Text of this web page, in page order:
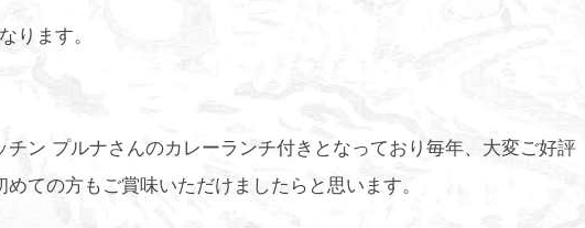
ます。
ン プルナさんのカレーランチ付きとなっており毎年、大変ご好評
ての方もご賞味いただけましたらと思います。